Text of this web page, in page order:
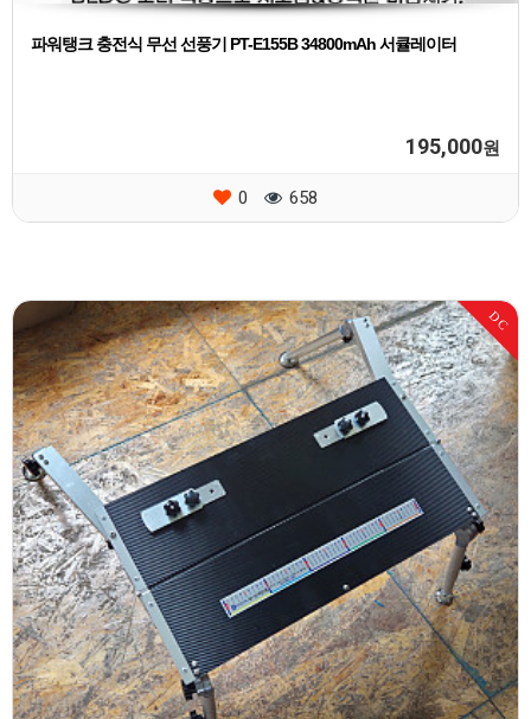
파워탱크 충전식 무선 선풍기 PT-E155B 34800mAh 서큘레이터
195,000원
0 658
DC